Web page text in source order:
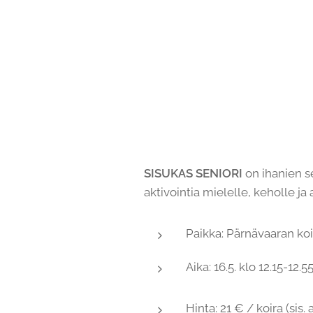
SISUKAS SENIORI on ihanien
aktivointia mielelle, keholle ja
Paikka: Pärnävaaran
Aika: 16.5. klo 12.15-
Hinta: 21 € / koira (sis.